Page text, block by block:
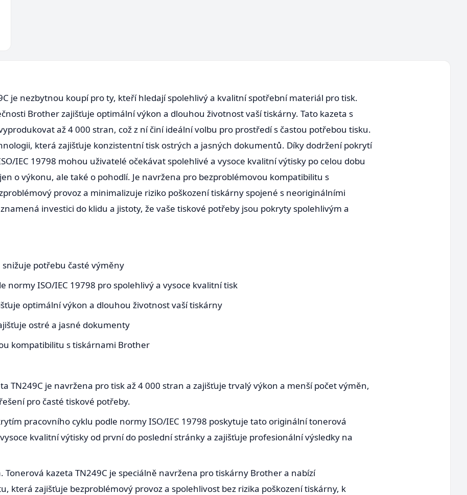
je nezbytnou koupí pro ty, kteří hledají spolehlivý a kvalitní spotřební materiál pro tisk.
Brother zajišťuje optimální výkon a dlouhou životnost vaší tiskárny. Tato kazeta s
až 4 000 stran, což z ní činí ideální volbu pro prostředí s častou potřebou tisku.
která zajišťuje konzistentní tisk ostrých a jasných dokumentů. Díky dodržení pokrytí
IEC 19798 mohou uživatelé očekávat spolehlivé a vysoce kvalitní výtisky po celou dobu
o výkonu, ale také o pohodlí. Je navržena pro bezproblémovou kompatibilitu s
provoz a minimalizuje riziko poškození tiskárny spojené s neoriginálními
investici do klidu a jistoty, že vaše tiskové potřeby jsou pokryty spolehlivým a
potřebu časté výměny
normy ISO/IEC 19798 pro spolehlivý a vysoce kvalitní tisk
optimální výkon a dlouhou životnost vaší tiskárny
ostré a jasné dokumenty
kompatibilitu s tiskárnami Brother
TN249C je navržena pro tisk až 4 000 stran a zajišťuje trvalý výkon a menší počet výměn,
pro časté tiskové potřeby.
pracovního cyklu podle normy ISO/IEC 19798 poskytuje tato originální tonerová
kvalitní výtisky od první do poslední stránky a zajišťuje profesionální výsledky na
kazeta TN249C je speciálně navržena pro tiskárny Brother a nabízí
která zajišťuje bezproblémový provoz a spolehlivost bez rizika poškození tiskárny, k